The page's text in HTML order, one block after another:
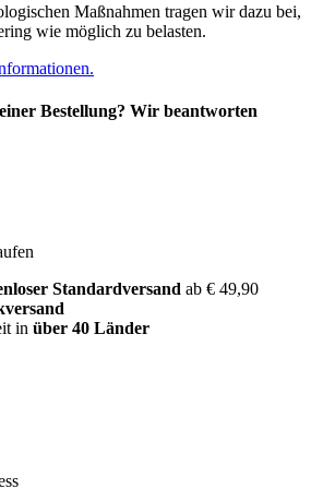
Maßnahmen tragen wir dazu bei,
wie möglich zu belasten.
Bestellung? Wir beantworten
Standardversand ab € 49,90
in über 40 Länder